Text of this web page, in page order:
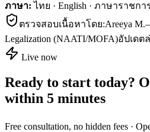
ภาษา: ไทย · English · ภาษาราชกา
ตรวจสอบเนื้อหาโดย:Areeya M.
Legalization (NAATI/MOFA)อัปเดต
Live now
Ready to start today?
within 5 minutes
Free consultation, no hidden fees ·